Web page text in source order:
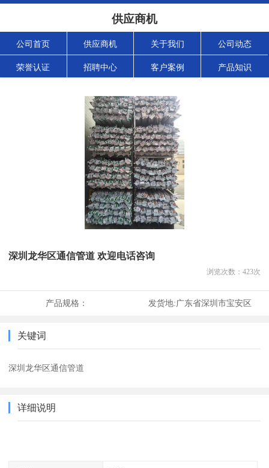
供应商机
公司首页 供应商机 关于我们 公司动态
荣誉认证 招聘中心 客户案例 产品知识
深圳龙华区通信管道 欢迎电话咨询
浏览次数： 423次
产品规格： 发货地:广东省深圳市宝安区
关键词
深圳龙华区通信管道
详细说明